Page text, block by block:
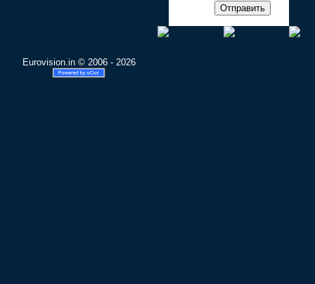
Отправить
Eurovision.in © 2006 - 2026